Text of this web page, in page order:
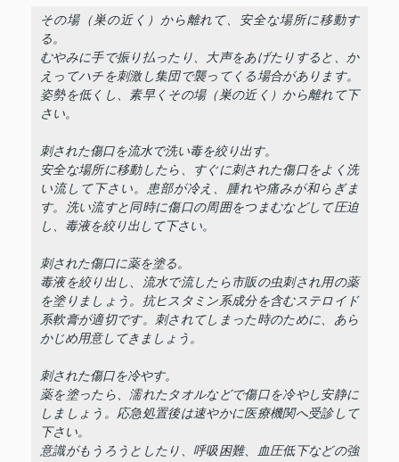
その場（巣の近く）から離れて、安全な場所に移動す
る。
むやみに手で振り払ったり、大声をあげたりすると、か
えってハチを刺激し集団で襲ってくる場合があります。
姿勢を低くし、素早くその場（巣の近く）から離れて下
さい。
刺された傷口を流水で洗い毒を絞り出す。
安全な場所に移動したら、すぐに刺された傷口をよく洗
い流して下さい。患部が冷え、腫れや痛みが和らぎま
す。洗い流すと同時に傷口の周囲をつまむなどして圧迫
し、毒液を絞り出して下さい。
刺された傷口に薬を塗る。
毒液を絞り出し、流水で流したら市販の虫刺され用の薬
を塗りましょう。抗ヒスタミン系成分を含むステロイド
系軟膏が適切です。刺されてしまった時のために、あら
かじめ用意してきましょう。
刺された傷口を冷やす。
薬を塗ったら、濡れたタオルなどで傷口を冷やし安静に
しましょう。応急処置後は速やかに医療機関へ受診して
下さい。
意識がもうろうとしたり、呼吸困難、血圧低下などの強